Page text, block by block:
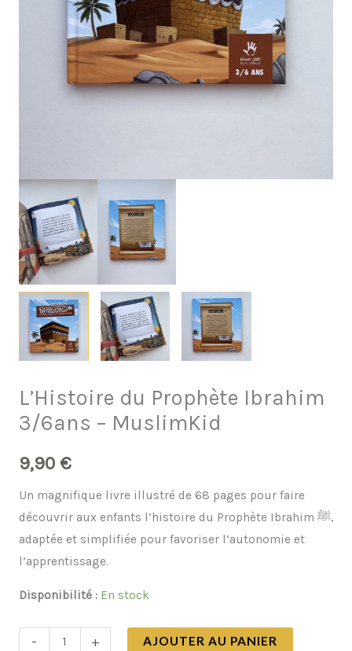
L’Histoire du Prophète Ibrahim
3/6ans – MuslimKid
9,90 €
Un magnifique livre illustré de 68 pages pour faire
découvrir aux enfants l’histoire du Prophète Ibrahim ﷺ,
adaptée et simplifiée pour favoriser l’autonomie et
l’apprentissage.
Disponibilité : En stock
- + AJOUTER AU PANIER